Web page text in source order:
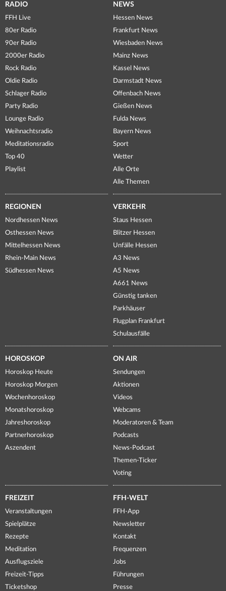
RADIO
FFH Live
80er Radio
90er Radio
2000er Radio
Rock Radio
Oldie Radio
Schlager Radio
Party Radio
Lounge Radio
Weihnachtsradio
Meditationsradio
Top 40
Playlist
NEWS
Hessen News
Frankfurt News
Wiesbaden News
Mainz News
Kassel News
Darmstadt News
Offenbach News
Gießen News
Fulda News
Bayern News
Sport
Wetter
Alle Orte
Alle Themen
REGIONEN
Nordhessen News
Osthessen News
Mittelhessen News
Rhein-Main News
Südhessen News
VERKEHR
Staus Hessen
Blitzer Hessen
Unfälle Hessen
A3 News
A5 News
A661 News
Günstig tanken
Parkhäuser
Flugplan Frankfurt
Schulausfälle
HOROSKOP
Horoskop Heute
Horoskop Morgen
Wochenhoroskop
Monatshoroskop
Jahreshoroskop
Partnerhoroskop
Aszendent
ON AIR
Sendungen
Aktionen
Videos
Webcams
Moderatoren & Team
Podcasts
News-Podcast
Themen-Ticker
Voting
FREIZEIT
Veranstaltungen
Spielplätze
Rezepte
Meditation
Ausflugsziele
Freizeit-Tipps
Ticketshop
FFH-WELT
FFH-App
Newsletter
Kontakt
Frequenzen
Jobs
Führungen
Presse